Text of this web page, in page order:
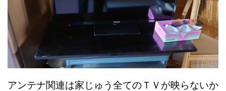
アンテナ関連は家じゅう全てのＴＶが映らないか